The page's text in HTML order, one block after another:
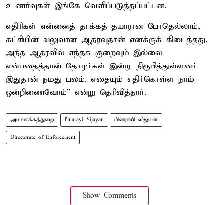
உணர்வுகள் இங்கே வெளிப்படுத்தப்பட்டன.
எதிரிகள் என்னைத் தாக்கத் தயாரான போதெல்லாம்,
கட்சியின் வலுவான ஆதரவுதான் எனக்குக் கிடைத்தது.
அந்த ஆதரவில் எந்தக் குறைவும் இல்லை
என்பதைத்தான் தோழர்கள் இன்று நிரூபித்துள்ளனர்.
இதுதான் நமது பலம். எதையும் எதிர்கொள்ள நாம்
ஒன்றிணைவோம்” என்று தெரிவித்தார்.
அமலாக்கத்துறை Pinarayi Vijayan பினராயி விஜயன்
Directorate of Enforcement
Show Comments